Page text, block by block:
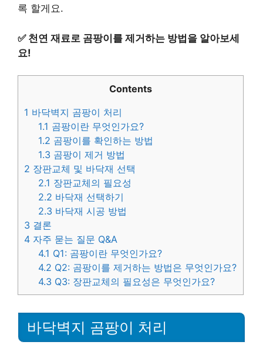
록 할게요.
✅ 천연 재료로 곰팡이를 제거하는 방법을 알아보세
요!
Contents
1 바닥벽지 곰팡이 처리
1.1 곰팡이란 무엇인가요?
1.2 곰팡이를 확인하는 방법
1.3 곰팡이 제거 방법
2 장판교체 및 바닥재 선택
2.1 장판교체의 필요성
2.2 바닥재 선택하기
2.3 바닥재 시공 방법
3 결론
4 자주 묻는 질문 Q&A
4.1 Q1: 곰팡이란 무엇인가요?
4.2 Q2: 곰팡이를 제거하는 방법은 무엇인가요?
4.3 Q3: 장판교체의 필요성은 무엇인가요?
바닥벽지 곰팡이 처리